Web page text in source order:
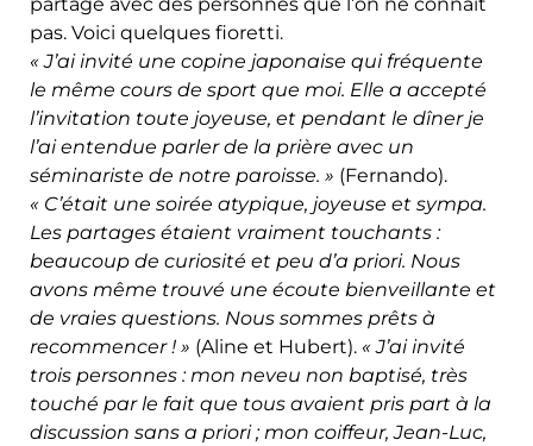
pas. Voici quelques fioretti.
« J’ai invité une copine japonaise qui fréquente
le même cours de sport que moi. Elle a accepté
l’invitation toute joyeuse, et pendant le dîner je
l’ai entendue parler de la prière avec un
séminariste de notre paroisse. » (Fernando).
« C’était une soirée atypique, joyeuse et sympa.
Les partages étaient vraiment touchants :
beaucoup de curiosité et peu d’a priori. Nous
avons même trouvé une écoute bienveillante et
de vraies questions. Nous sommes prêts à
recommencer ! » (Aline et Hubert). « J’ai invité
trois personnes : mon neveu non baptisé, très
touché par le fait que tous avaient pris part à la
discussion sans a priori ; mon coiffeur, Jean-Luc,